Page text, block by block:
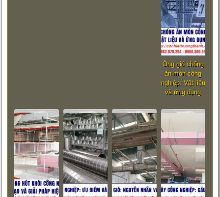
Ống gió chống
ăn mòn công
nghiệp: Vật liệu
và ứng dụng